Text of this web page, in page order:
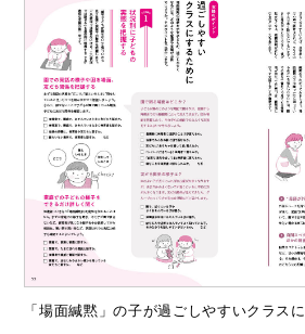
「場面緘黙」の子が過ごしやすいクラスに